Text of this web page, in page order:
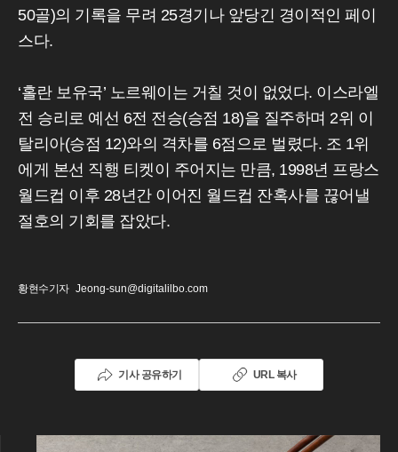
50골)의 기록을 무려 25경기나 앞당긴 경이적인 페이
스다.
‘홀란 보유국’ 노르웨이는 거칠 것이 없었다. 이스라엘
전 승리로 예선 6전 전승(승점 18)을 질주하며 2위 이
탈리아(승점 12)와의 격차를 6점으로 벌렸다. 조 1위
에게 본선 직행 티켓이 주어지는 만큼, 1998년 프랑스
월드컵 이후 28년간 이어진 월드컵 잔혹사를 끊어낼
절호의 기회를 잡았다.
황현수기자 Jeong-sun@digitalilbo.com
기사 공유하기 URL 복사